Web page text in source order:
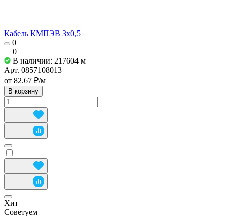
Кабель КМПЭВ 3х0,5
0
0
В наличии: 217604 м
Арт. 0857108013
от 82.67 ₽/м
В корзину
Хит
Советуем